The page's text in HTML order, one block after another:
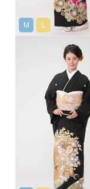
M L